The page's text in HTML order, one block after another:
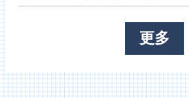
載
題
專
更多